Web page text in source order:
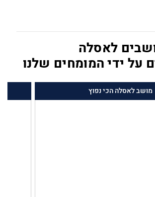
לאסלה
על ידי המומחים שלנו
מושב לאסלה הכי נפוץ